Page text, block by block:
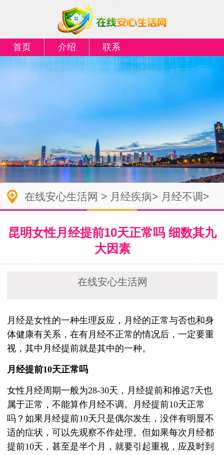
首页 介绍 联系
在线安心生活网>月经疾病>月经不调>
昆明女性月经提前10天正常吗 细数其九
大因素
在线安心生活网
月经是女性的一种生理反应，月经的正常与否也和身
体健康有关系，在有月经不正常的情况后，一定要重
视，其中月经提前就是其中的一种。
月经提前10天正常吗
女性月经周期一般为28-30天，月经提前和推迟7天也
属于正常，不能算作月经不调。月经提前10天正常
吗？如果月经提前10天只是偶尔发生，没伴有明显不
适的症状，可以先观察不作处理。但如果每次月经都
提前10天，甚至是半个月，就要引起重视，应及时到